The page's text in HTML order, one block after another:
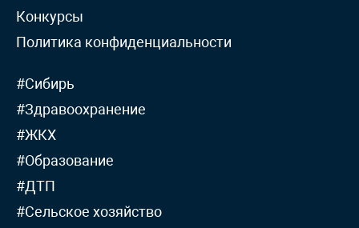
Конкурсы
Политика конфиденциальности
#Сибирь
#Здравоохранение
#ЖКХ
#Образование
#ДТП
#Сельское хозяйство